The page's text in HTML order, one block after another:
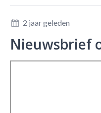
2 jaar geleden
Nieuwsbrief